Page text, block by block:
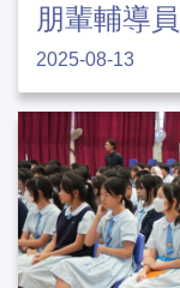
朋輩輔導
2025-08-13